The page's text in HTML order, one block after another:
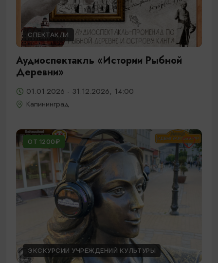
СПЕКТАКЛИ
Аудиоспектакль «Истории Рыбной
Деревни»
01.01.2026 - 31.12.2026, 14:00
Калининград
ОТ 1200₽
ЭКСКУРСИИ УЧРЕЖДЕНИЙ КУЛЬТУРЫ